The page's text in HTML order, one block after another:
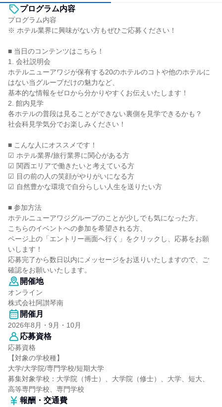
プログラム内容
プログラム内容
※ ホテル業界に興味がない方もぜひご応募ください！
■ 当日のコンテンツはこちら！
1. 会社説明会
ホテルニューアワジが保有する20のホテルのコトや他のホテルに
はない当グループだけの魅力など、
基本的な情報をゼロから分かりやすくお伝えいたします！
2. 館内見学
各ホテルの普段は見ることができない裏側を見学できるかも？
社会科見学気分でお楽しみください！
■ こんな人にオススメです！
☑ ホテル業界/旅行業界に関心がある方
☑ 関西エリアで働きたいと考えている方
☑ 目の前の人の笑顔がやりがいになる方
☑ 自然豊かな環境で自分らしい人生を送りたい方
■ 参加方法
ホテルニューアワジグループのことが少しでも気になった方、
こちらのイベントへの参加を希望される方、
ページ上の「エントリー画面へ行く」をクリックし、応募をお願
いします！
応募完了から数日以内にメッセージをお送りいたしますので、ご
確認をお願いいたします。
開催地
オンライン
株式会社阿讃琴南
開催月
2026年8月・9月・10月
応募資格
応募資格
【対象の学校種】
大学/大学院/専門学校/短期大学
募集対象学校：大学院（博士）、大学院（修士）、大学、短大、
高等専門学校、専門学校
報酬・交通費